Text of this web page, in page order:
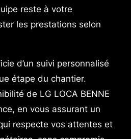
reste à votre
les prestations selon
d’un suivi personnalisé
étape du chantier.
de LG LOCA BENNE
en vous assurant un
respecte vos attentes et